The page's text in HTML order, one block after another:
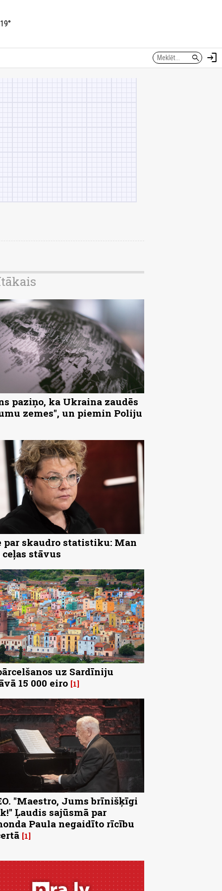
search login
paziņo, ka Ukraina zaudēs
zemes", un piemin Poliju
par skaudro statistiku: Man
stāvus
uz Sardīniju
15 000 eiro 1
"Maestro, Jums brīnišķīgi
Ļaudis sajūsmā par
Paula negaidīto rīcību
1